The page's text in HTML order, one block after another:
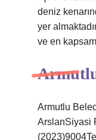
deniz
yer
ve en
Armutlu
ArslanSiyasi